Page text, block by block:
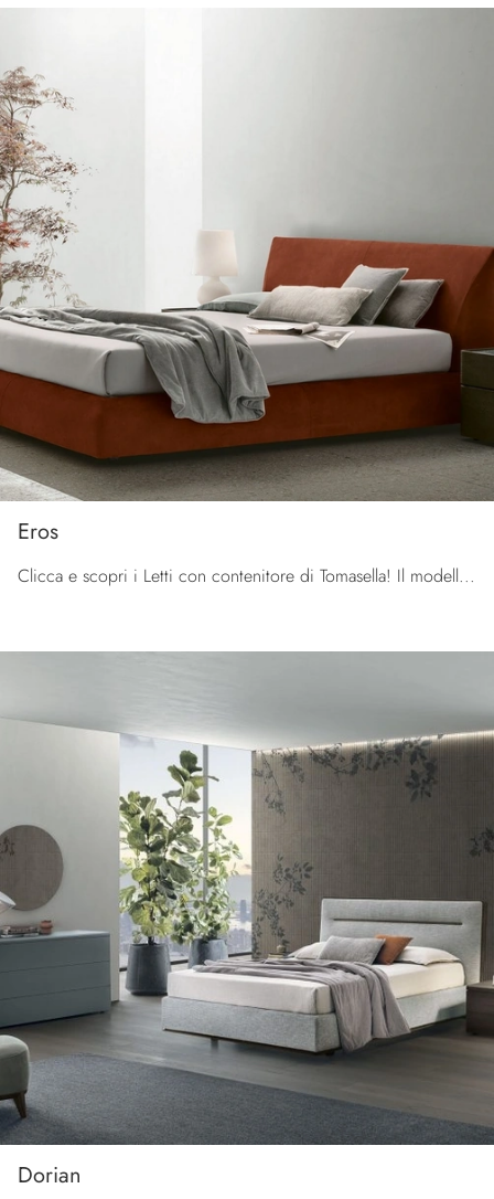
Eros
Clicca e scopri i Letti con contenitore di Tomasella! Il modello Eros in pelle ti attende nelle versioni matrimoniali.
Dorian